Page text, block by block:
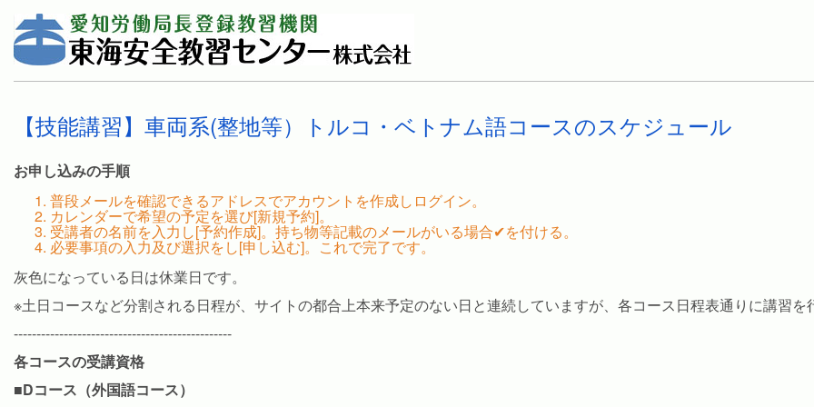
【技能講習】車両系(整地等）トルコ・ベトナム語コースのスケジュール
お申し込みの手順
普段メールを確認できるアドレスでアカウントを作成しログイン。
カレンダーで希望の予定を選び[新規予約]。
受講者の名前を入力し[予約作成]。持ち物等記載のメールがいる場合✔を付ける。
必要事項の入力及び選択をし[申し込む]。これで完了です。
灰色になっている日は休業日です。
※土日コースなど分割される日程が、サイトの都合上本来予定のない日と連続していますが、各コース日程表通りに講習を
------------------------------------------------
各コースの受講資格
■Dコース（外国語コース）